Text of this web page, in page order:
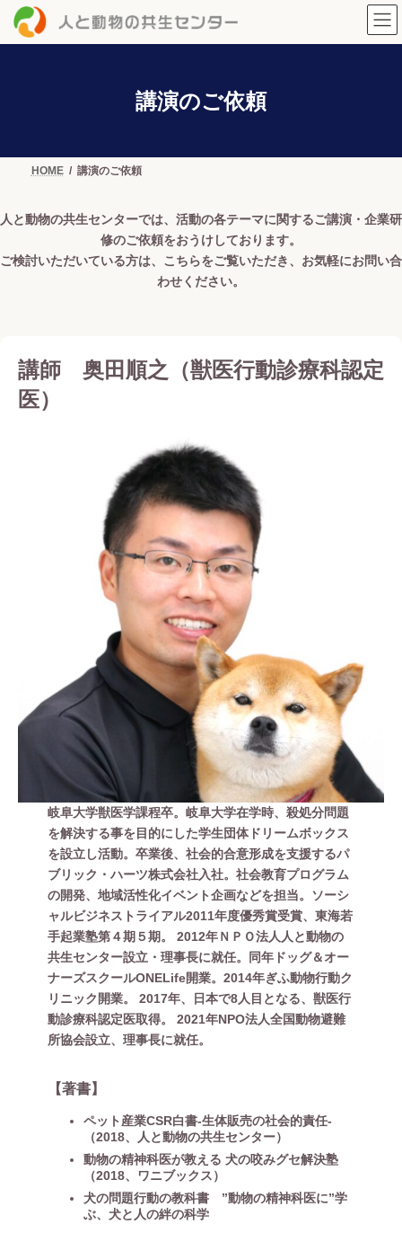
講演のご依頼
HOME 講演のご依頼
人と動物の共生センターでは、活動の各テーマに関するご講演・企業研
修のご依頼をおうけしております。
ご検討いただいている方は、こちらをご覧いただき、お気軽にお問い合
わせください。
講師 奥田順之（獣医行動診療科認定
医）
岐阜大学獣医学課程卒。岐阜大学在学時、殺処分問題
を解決する事を目的にした学生団体ドリームボックス
を設立し活動。卒業後、社会的合意形成を支援するパ
ブリック・ハーツ株式会社入社。社会教育プログラム
の開発、地域活性化イベント企画などを担当。ソーシ
ャルビジネストライアル2011年度優秀賞受賞、東海若
手起業塾第４期５期。 2012年ＮＰＯ法人人と動物の
共生センター設立・理事長に就任。同年ドッグ＆オー
ナーズスクールONELife開業。2014年ぎふ動物行動ク
リニック開業。 2017年、日本で8人目となる、獣医行
動診療科認定医取得。 2021年NPO法人全国動物避難
所協会設立、理事長に就任。
【著書】
ペット産業CSR白書‐生体販売の社会的責任‐
（2018、人と動物の共生センター）
動物の精神科医が教える 犬の咬みグセ解決塾
（2018、ワニブックス）
犬の問題行動の教科書 ”動物の精神科医に”学
ぶ、犬と人の絆の科学